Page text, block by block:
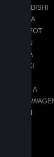
MITSUBISHI
OMODA
PEUGEOT
RAVON
SKODA
SUZUKI
TENET
TOYOTA
VOYAH